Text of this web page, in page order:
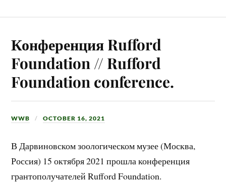
Конференция Rufford
Foundation // Rufford
Foundation conference.
WWB OCTOBER 16, 2021
В Дарвиновском зоологическом музее (Москва,
Россия) 15 октября 2021 прошла конференция
грантополучателей Rufford Foundation.